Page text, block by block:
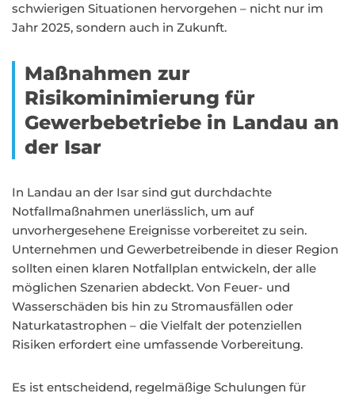
schwierigen Situationen hervorgehen – nicht nur im
Jahr 2025, sondern auch in Zukunft.
Maßnahmen zur
Risikominimierung für
Gewerbebetriebe in Landau an
der Isar
In Landau an der Isar sind gut durchdachte
Notfallmaßnahmen unerlässlich, um auf
unvorhergesehene Ereignisse vorbereitet zu sein.
Unternehmen und Gewerbetreibende in dieser Region
sollten einen klaren Notfallplan entwickeln, der alle
möglichen Szenarien abdeckt. Von Feuer- und
Wasserschäden bis hin zu Stromausfällen oder
Naturkatastrophen – die Vielfalt der potenziellen
Risiken erfordert eine umfassende Vorbereitung.
Es ist entscheidend, regelmäßige Schulungen für